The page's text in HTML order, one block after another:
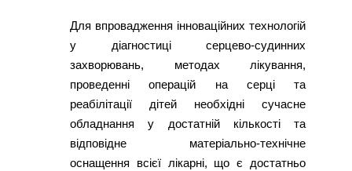
Для впровадження інноваційних технологій
у діагностиці серцево-судинних
захворювань, методах лікування,
проведенні операцій на серці та
реабілітації дітей необхідні сучасне
обладнання у достатній кількості та
відповідне матеріально-технічне
оснащення всієї лікарні, що є достатньо